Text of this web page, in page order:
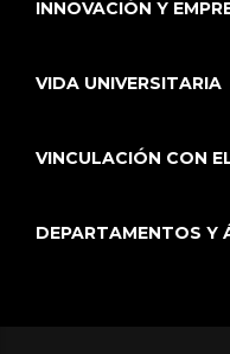
INNOVACIÓN Y
VIDA UNIVERSITARIA
VINCULACIÓN CON
DEPARTAMENTOS Y